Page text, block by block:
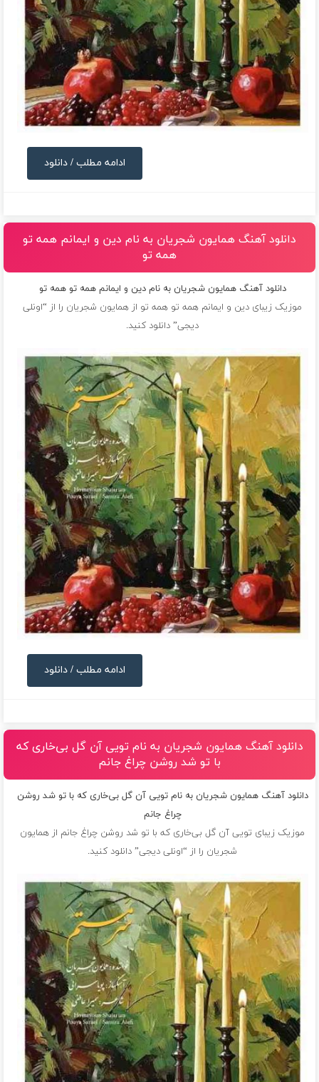
ادامه مطلب / دانلود
دانلود آهنگ همایون شجریان به نام دین و ایمانم همه تو
همه تو
دانلود آهنگ همایون شجریان به نام دین و ایمانم همه تو همه تو
موزیک زیبای دین و ایمانم همه تو همه تو از همایون شجریان را از “اونلی
دیجی” دانلود کنید.
ادامه مطلب / دانلود
دانلود آهنگ همایون شجریان به نام تویی آن گل بی‌خاری که
با تو شد روشن چراغ جانم
دانلود آهنگ همایون شجریان به نام تویی آن گل بی‌خاری که با تو شد روشن
چراغ جانم
موزیک زیبای تویی آن گل بی‌خاری که با تو شد روشن چراغ جانم از همایون
شجریان را از “اونلی دیجی” دانلود کنید.